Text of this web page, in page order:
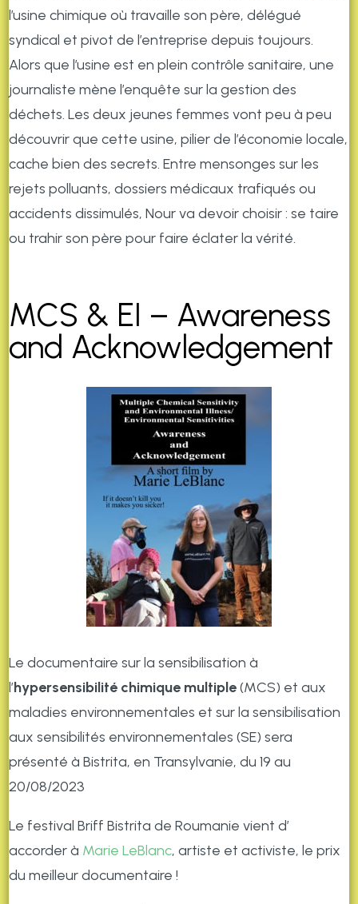
l’usine chimique où travaille son père, délégué
syndical et pivot de l’entreprise depuis toujours.
Alors que l’usine est en plein contrôle sanitaire, une
journaliste mène l’enquête sur la gestion des
déchets. Les deux jeunes femmes vont peu à peu
découvrir que cette usine, pilier de l’économie locale,
cache bien des secrets. Entre mensonges sur les
rejets polluants, dossiers médicaux trafiqués ou
accidents dissimulés, Nour va devoir choisir : se taire
ou trahir son père pour faire éclater la vérité.
MCS & EI – Awareness
and Acknowledgement
Le documentaire sur la sensibilisation à
l’hypersensibilité chimique multiple(MCS) et aux
maladies environnementales et sur la sensibilisation
aux sensibilités environnementales (SE) sera
présenté à Bistrita, en Transylvanie, du 19 au
20/08/2023
Le festival Briff Bistrita de Roumanie vient d’
accorder à Marie LeBlanc, artiste et activiste, le prix
du meilleur documentaire !